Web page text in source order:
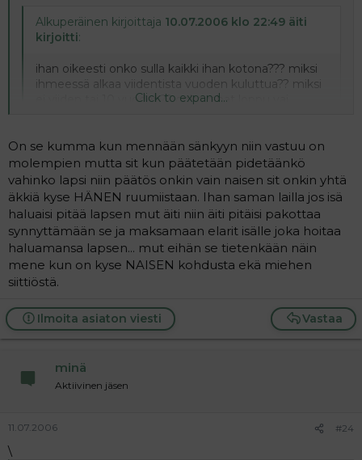
Alkuperäinen kirjoittaja 10.07.2006 klo 22:49 äiti
kirjoitti:
ihan oikeesti onko sulla kaikki ihan kotona??? miksi
ihmeessä alkaa viidentista vuoden kuluttua?? miksi
ei viiden tai 10 vuoden?? onko rahat loppu vai
isää niin eiköhän pärjää jatkossakin katos ei se nimi
paperissa siitä miehestä vielä isää tee ainakaan
sellaista kuin pitäisi.. en todellakaan tajua sun
motiivisia! ja hei älä syötä mitää oli silloin raha
vaikeuksissa p..askaa.. eikö nyt sit muka olis jos
vaadit maksuja viiden vuoden takaa?? ja mull on
kyllä käsitys et alkaa maksu vasta kun on isyys
todistettu!!! elen sun kanssan elviira täysin samaa
mieltä mitä olet kirjoittanu!!!
ei voi muuta sanoa kun et saunan takana vielä tilaa
Click to expand...
Päätitkö vaan muuten pilata jonkun elämän? :headwall:
:headwall: Idiootti palstalla.Ukko olis voinut miettiä sitä
siinä vaiheessa kun rupes sänkyhommiin.Eli kahdestaan
kyetään seksiin mutta vastuuseen yksin?
Ei tee paperi isää mutta toivottavasti saa tollasen
tehdä on EDES MAKSAA :headwall:
Click to expand...
On se kumma kun mennään sänkyyn niin vastuu on
molempien mutta sit kun päätetään pidetäänkö
vahinko lapsi niin päätös onkin vain naisen sit onkin yhtä
äkkiä kyse HÄNEN ruumiistaan. Ihan saman lailla jos isä
haluaisi pitää lapsen mut äiti niin äiti pitäisi pakottaa
synnyttämään se ja maksamaan elarit isälle joka hoitaa
haluamansa lapsen... mut eihän se tietenkään näin
mene kun on kyse NAISEN kohdusta ekä miehen
siittiöstä.
Vastaa
Ilmoita asiaton viesti
minä
Aktiivinen jäsen
11.07.2006 #24
\